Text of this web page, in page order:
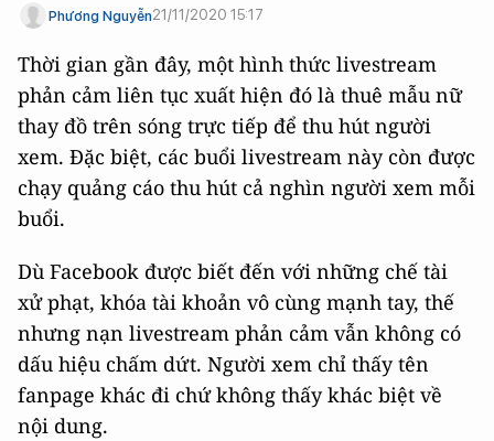
Phương Nguyễn21/11/2020 15:17
Thời gian gần đây, một hình thức livestream
phản cảm liên tục xuất hiện đó là thuê mẫu nữ
thay đồ trên sóng trực tiếp để thu hút người
xem. Đặc biệt, các buổi livestream này còn được
chạy quảng cáo thu hút cả nghìn người xem mỗi
buổi.
Dù Facebook được biết đến với những chế tài
xử phạt, khóa tài khoản vô cùng mạnh tay, thế
nhưng nạn livestream phản cảm vẫn không có
dấu hiệu chấm dứt. Người xem chỉ thấy tên
fanpage khác đi chứ không thấy khác biệt về
nội dung.